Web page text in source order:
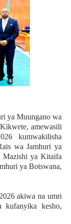
ya Muungano wa
amewasili
kumwakilisha
wa Jamhuri ya
Mazishi ya Kitaifa
ya Botswana,
akiwa na umri
kufanyika kesho,